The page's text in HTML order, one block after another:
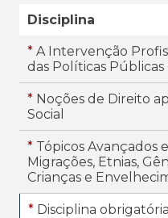
Disciplina
* A Intervenção
das Políticas Públicas
* Noções de Direito
Social
* Tópicos Avançados
Migrações, Etnias,
Crianças e
* Disciplina